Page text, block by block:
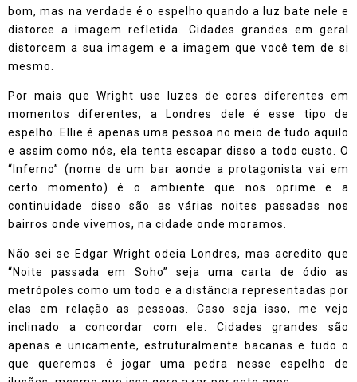
bom, mas na verdade é o espelho quando a luz bate nele e
distorce a imagem refletida. Cidades grandes em geral
distorcem a sua imagem e a imagem que você tem de si
mesmo.
Por mais que Wright use luzes de cores diferentes em
momentos diferentes, a Londres dele é esse tipo de
espelho. Ellie é apenas uma pessoa no meio de tudo aquilo
e assim como nós, ela tenta escapar disso a todo custo. O
“Inferno” (nome de um bar aonde a protagonista vai em
certo momento) é o ambiente que nos oprime e a
continuidade disso são as várias noites passadas nos
bairros onde vivemos, na cidade onde moramos.
Não sei se Edgar Wright odeia Londres, mas acredito que
“Noite passada em Soho” seja uma carta de ódio as
metrópoles como um todo e a distância representadas por
elas em relação as pessoas. Caso seja isso, me vejo
inclinado a concordar com ele. Cidades grandes são
apenas e unicamente, estruturalmente bacanas e tudo o
que queremos é jogar uma pedra nesse espelho de